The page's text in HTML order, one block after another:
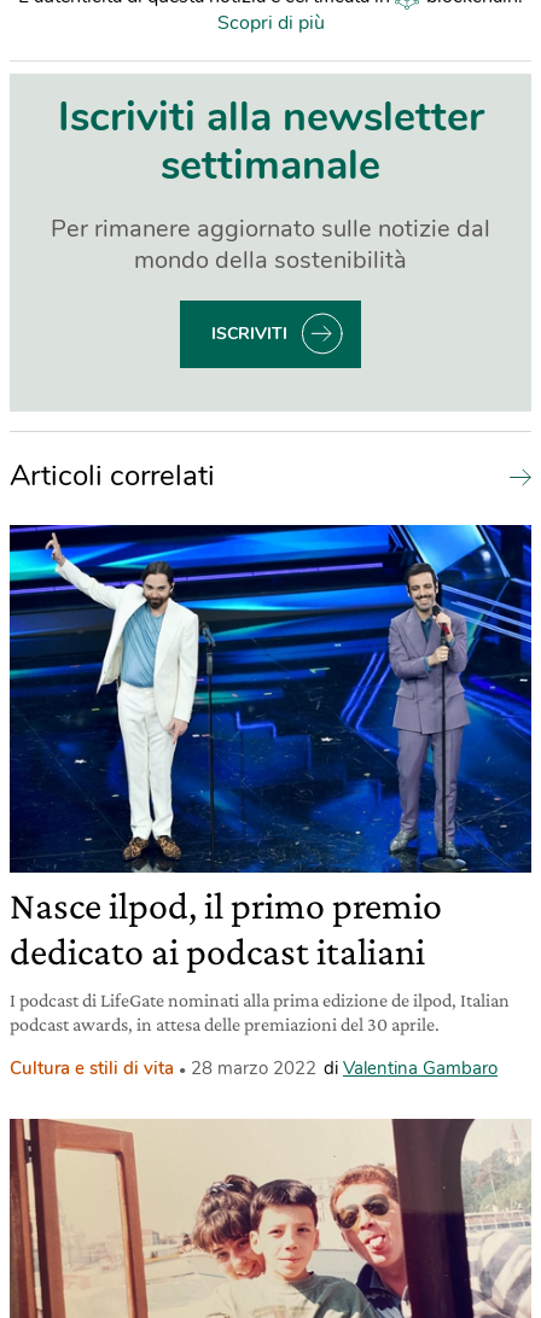
Scopri di più
Iscriviti alla newsletter
settimanale
Per rimanere aggiornato sulle notizie dal
mondo della sostenibilità
ISCRIVITI
Articoli correlati
Nasce ilpod, il primo premio
dedicato ai podcast italiani
I podcast di LifeGate nominati alla prima edizione de ilpod, Italian
podcast awards, in attesa delle premiazioni del 30 aprile.
Cultura e stili di vita 28 marzo 2022 di Valentina Gambaro